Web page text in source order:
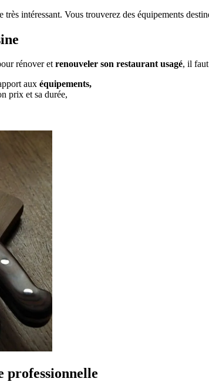
intéressant. Vous trouverez des équipements
rénover etrenouveler son restaurant usagé, il
aux équipements,
prix et sa durée,
professionnelle